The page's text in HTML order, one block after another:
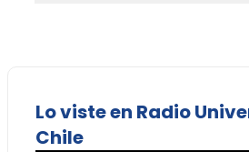
Lo viste en Radio
Chile